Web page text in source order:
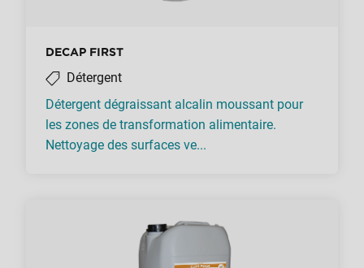
DECAP FIRST
Détergent
Détergent dégraissant alcalin moussant pour
les zones de transformation alimentaire.
Nettoyage des surfaces ve...